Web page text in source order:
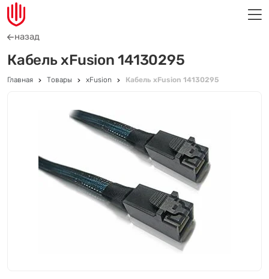
назад
Кабель xFusion 14130295
Главная Товары xFusion Кабель xFusion 14130295